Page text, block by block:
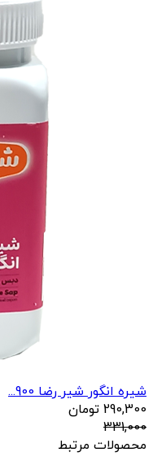
شیره انگور شیر رضا 900...
290,300 تومان
331,000
محصولات مرتبط